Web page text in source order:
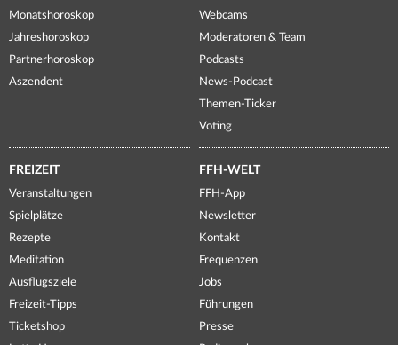
Monatshoroskop
Jahreshoroskop
Partnerhoroskop
Aszendent
Webcams
Moderatoren & Team
Podcasts
News-Podcast
Themen-Ticker
Voting
FREIZEIT
Veranstaltungen
Spielplätze
Rezepte
Meditation
Ausflugsziele
Freizeit-Tipps
Ticketshop
FFH-WELT
FFH-App
Newsletter
Kontakt
Frequenzen
Jobs
Führungen
Presse